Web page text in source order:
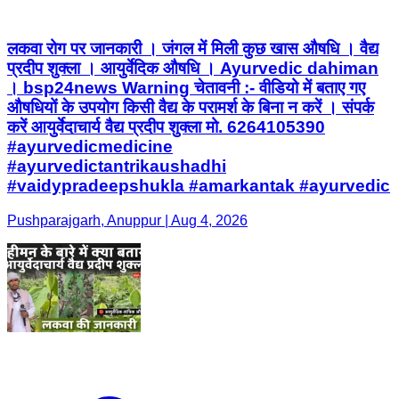
लकवा रोग पर जानकारी । जंगल में मिली कुछ खास औषधि । वैद्य
प्रदीप शुक्ला । आयुर्वेदिक औषधि । Ayurvedic dahiman
। bsp24news Warning चेतावनी :- वीडियो में बताए गए
औषधियों के उपयोग किसी वैद्य के परामर्श के बिना न करें । संपर्क
करें आयुर्वेदाचार्य वैद्य प्रदीप शुक्ला मो. 6264105390
#ayurvedicmedicine
#ayurvedictantrikaushadhi
#vaidypradeepshukla #amarkantak #ayurvedic
Pushparajgarh, Anuppur | Aug 4, 2026